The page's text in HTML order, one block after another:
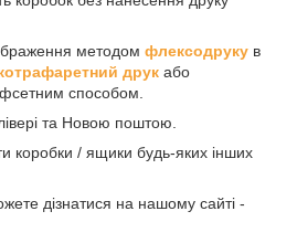
методом флексодруку в
друк або
способом.
та Новою поштою.
коробки / ящики будь-яких інших
дізнатися на нашому сайті -